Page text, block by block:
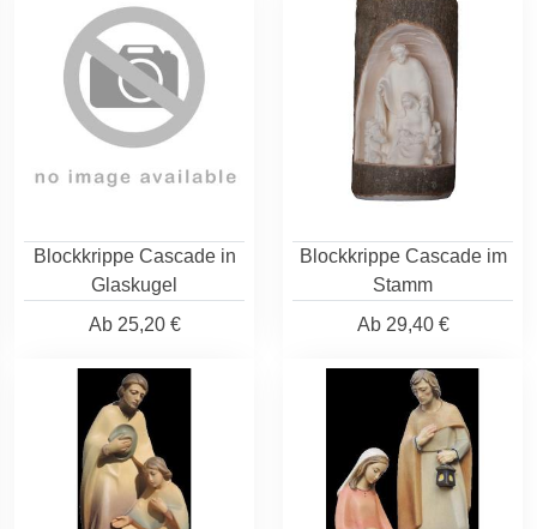
Blockkrippe Cascade in
Glaskugel
Ab25,20 €
Blockkrippe Cascade im
Stamm
Ab29,40 €